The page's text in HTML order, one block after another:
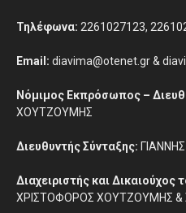
Τηλέφωνα: 2261027123,
Email: diavima@otenet.gr &
Νόμιμος Εκπρόσωπος –
ΧΟΥΤΖΟΥΜΗΣ
Διευθυντής Σύνταξης:
Διαχειριστής και Δικαιούχος
ΧΡΙΣΤΟΦΟΡΟΣ ΧΟΥΤΖΟΥΜΗΣ &